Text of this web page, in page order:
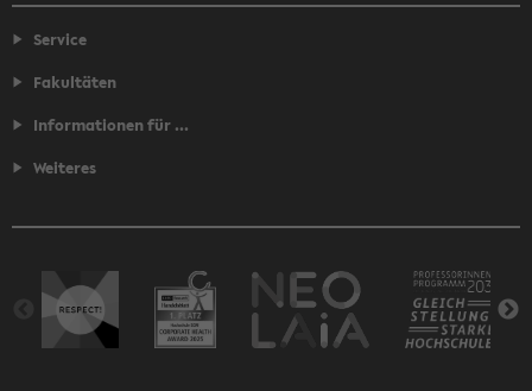
Service
Fakultäten
Informationen für ...
Weiteres